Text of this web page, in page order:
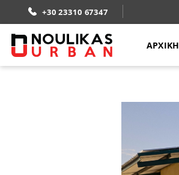
to
content
+30 23310 67347
ΑΡΧΙΚΗ